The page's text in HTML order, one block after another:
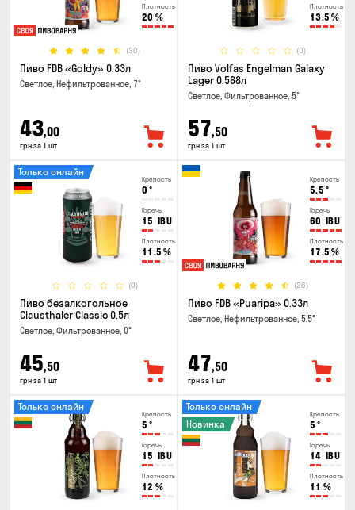
Плотность
20 %
(30)
Пиво FDB «Goldy» 0.33л
Светлое, Нефильтрованное, 7°
43,00
грн за 1 шт
Плотность
13.5 %
(0)
Пиво Volfas Engelman Galaxy
Lager 0.568л
Светлое, Фильтрованное, 5°
57,50
грн за 1 шт
Крепость
0 °
Горечь
15 IBU
Плотность
11.5 %
(0)
Только онлайн
Пиво безалкогольное
Clausthaler Classic 0.5л
Светлое, Фильтрованное, 0°
45,50
грн за 1 шт
Крепость
5.5 °
Горечь
60 IBU
Плотность
17.5 %
(26)
Пиво FDB «Puaripa» 0.33л
Светлое, Нефильтрованное, 5.5°
47,50
грн за 1 шт
Крепость
5 °
Горечь
15 IBU
Плотность
12 %
Только онлайн
Крепость
5 °
Горечь
14 IBU
Плотность
11 %
Только онлайн
Новинка